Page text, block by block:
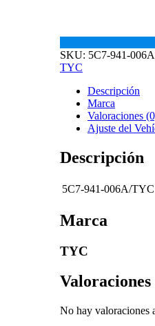
SKU: 5C7-941-
TYC
Descripción
Marca
Valoraciones
Ajuste del
Descripción
5C7-941-006A/TYC
Marca
TYC
Valoraciones
No hay valoraciones